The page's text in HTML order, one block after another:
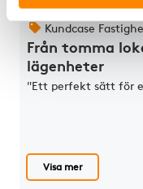
Kundcase
Från tomma
lägenheter
"Ett perfekt sätt för
Visa mer